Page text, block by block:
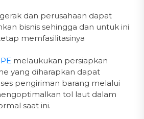
dan perusahaan dapat
bisnis sehingga dan untuk ini
memfasilitasinya
melaukukan persiapkan
yang diharapkan dapat
pengiriman barang melalui
tol laut dalam
saat ini.